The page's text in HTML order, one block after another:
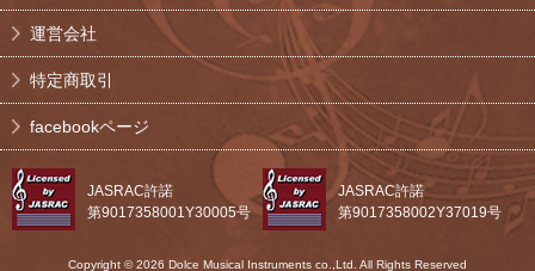
運営会社
特定商取引
facebookページ
JASRAC許諾
第9017358001Y30005号
JASRAC許諾
第9017358002Y37019号
Copyright © 2026 Dolce Musical Instruments co.,Ltd. All Rights Reserved